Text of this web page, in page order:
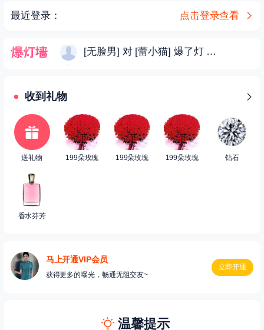
最近登录： 点击登录查看
[归隐] 对 [蕾小猫] 爆了灯03-06 02:52
[归隐] 对 [蕾小猫] 爆了灯03-06 02:52
收到礼物
送礼物 199朵玫瑰 199朵玫瑰 199朵玫瑰 钻石
香水芬芳
马上开通VIP会员
获得更多的曝光，畅通无阻交友~
立即开通
温馨提示